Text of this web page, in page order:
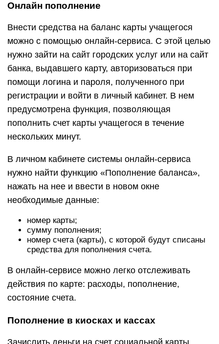
Онлайн пополнение
Внести средства на баланс карты учащегося
можно с помощью онлайн-сервиса. С этой целью
нужно зайти на сайт городских услуг или на сайт
банка, выдавшего карту, авторизоваться при
помощи логина и пароля, полученного при
регистрации и войти в личный кабинет. В нем
предусмотрена функция, позволяющая
пополнить счет карты учащегося в течение
нескольких минут.
В личном кабинете системы онлайн-сервиса
нужно найти функцию «Пополнение баланса»,
нажать на нее и ввести в новом окне
необходимые данные:
номер карты;
сумму пополнения;
номер счета (карты), с которой будут списаны
средства для пополнения счета.
В онлайн-сервисе можно легко отслеживать
действия по карте: расходы, пополнение,
состояние счета.
Пополнение в киосках и кассах
Зачислить деньги на счет социальной карты